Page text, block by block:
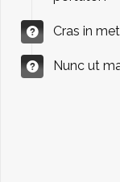
Cras in
Nunc ut